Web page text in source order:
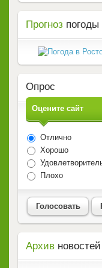
Прогноз погоды
Опрос
Оцените сайт
Отлично
Хорошо
Плохо
Голосовать
Архив новостей